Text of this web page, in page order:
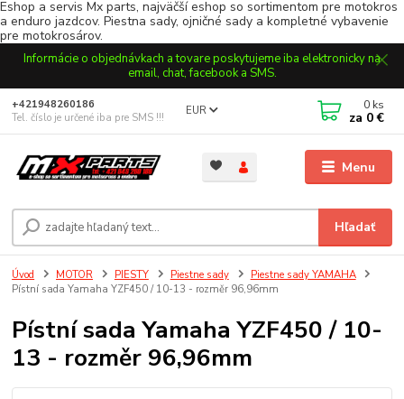
Eshop a servis Mx parts, najväčší eshop so sortimentom pre motokros
a enduro jazdcov. Piestna sady, ojničné sady a kompletné vybavenie
pre motokrosárov.
Informácie o objednávkach a tovare poskytujeme iba elektronicky na
email, chat, facebook a SMS.
Menu
EUR
Hľadať
+421948260186
Tel. číslo je určené iba pre SMS !!!
0 ks
za 0 €
Úvod MOTOR PIESTY Piestne sady
Piestne sady YAMAHA
Pístní sada Yamaha YZF450 / 10-13 - rozměr 96,96mm
Pístní sada Yamaha YZF450 / 10-
13 - rozměr 96,96mm